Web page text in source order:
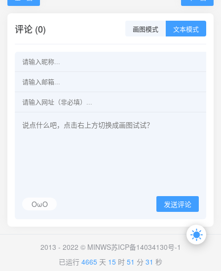
评论 (0) 画图模式 文本模式
OωO 发送评论
2013 - 2022 © MINWS苏ICP备14034130号-1
已运行 4665 天 15 时 51 分 32 秒